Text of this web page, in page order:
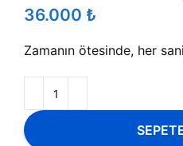
₺
Zamanın ötesinde, her